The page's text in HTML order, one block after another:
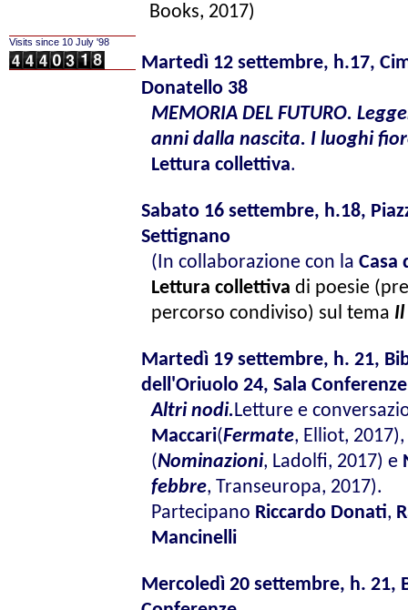
Visits since 10 July '98
Books, 2017)
Martedì 12 settembre, h.17,
Donatello 38
MEMORIA DEL FUTURO.
anni dalla nascita. I luoghi
Lettura collettiva.
Sabato 16 settembre, h.18,
Settignano
(In collaborazione con la Casa
Lettura collettiva di poesie
percorso condiviso) sul tema
Martedì 19 settembre, h. 21,
dell'Oriuolo 24, Sala Conferenze
Altri nodi.Letture e
Maccari(Fermate, Elliot, 2017),
(Nominazioni, Ladolfi, 2017) e
febbre, Transeuropa, 2017).
Partecipano Riccardo Donati,
Mancinelli
Mercoledì 20 settembre, h. 21,